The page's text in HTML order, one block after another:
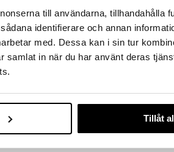
till användarna, tillhandahålla
identifierare och annan
med. Dessa kan i sin tur
samlat in när du har använt deras
Tillåt
för små
Bringwell Folsyra B6 B12
79 kr